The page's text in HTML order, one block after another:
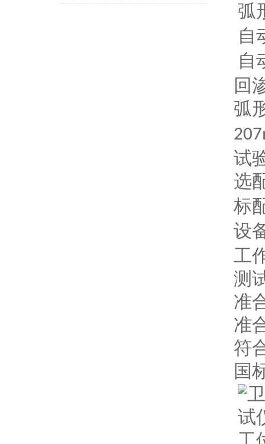
弧
自
自
回
弧
试
选
标
设
工
测
准
准
符
国